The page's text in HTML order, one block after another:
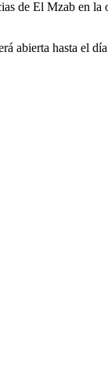
de El Mzab en
abierta hasta el